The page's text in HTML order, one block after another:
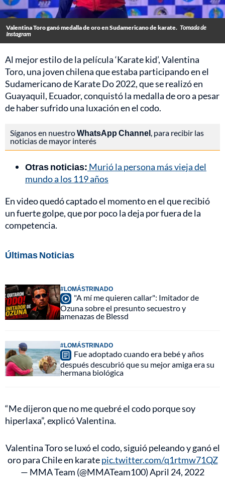
Valentina Toro ganó medalla de oro en Sudamericano de karate. Tomada de
Instagram
Al mejor estilo de la película ‘Karate kid’, Valentina
Toro, una joven chilena que estaba participando en el
Sudamericano de Karate Do 2022, que se realizó en
Guayaquil, Ecuador, conquistó la medalla de oro a pesar
de haber sufrido una luxación en el codo.
Síganos en nuestroWhatsApp Channel, para recibir las
noticias de mayor interés
Otras noticias: Murió la persona más vieja del
mundo a los 119 años
En video quedó captado el momento en el que recibió
un fuerte golpe, que por poco la deja por fuera de la
competencia.
Últimas Noticias
#LOMÁSTRINADO
"A mí me quieren callar": Imitador de
Ozuna sobre el presunto secuestro y
amenazas de Blessd
#LOMÁSTRINADO
Fue adoptado cuando era bebé y años
después descubrió que su mejor amiga era su
hermana biológica
“Me dijeron que no me quebré el codo porque soy
hiperlaxa”, explicó Valentina.
Valentina Toro se luxó el codo, siguió peleando y ganó el
oro para Chile en karatepic.twitter.com/q1rtmw71QZ
— MMA Team (@MMATeam100)April 24, 2022